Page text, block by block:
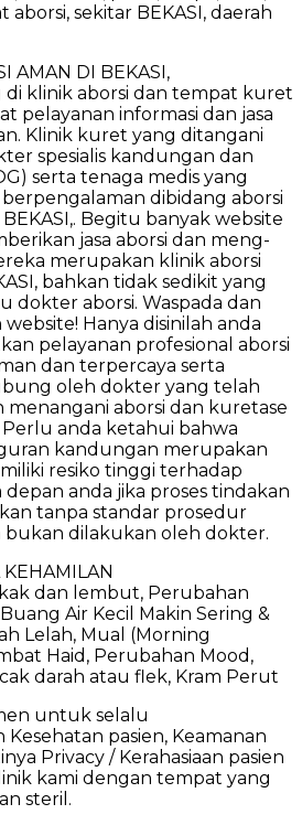
aborsi, sekitar BEKASI, daerah
AMAN DI BEKASI,
di klinik aborsi dan tempat kuret
pelayanan informasi dan jasa
Klinik kuret yang ditangani
spesialis kandungan dan
serta tenaga medis yang
dibidang aborsi
Begitu banyak website
jasa aborsi dan meng-
merupakan klinik aborsi
bahkan tidak sedikit yang
dokter aborsi. Waspada dan
Hanya disinilah anda
pelayanan profesional aborsi
dan terpercaya serta
oleh dokter yang telah
aborsi dan kuretase
Perlu anda ketahui bahwa
kandungan merupakan
resiko tinggi terhadap
depan anda jika proses tindakan
tanpa standar prosedur
bukan dilakukan oleh dokter.
dan lembut, Perubahan
Air Kecil Makin Sering &
Lelah, Mual (Morning
Haid, Perubahan Mood,
darah atau flek, Kram Perut
untuk selalu
pasien, Keamanan
Privacy / Kerahasiaan pasien
kami dengan tempat yang
steril.